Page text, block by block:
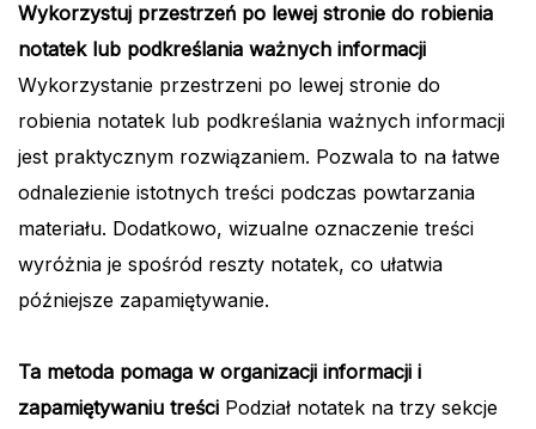
Wykorzystuj przestrzeń po lewej stronie do robienia
notatek lub podkreślania ważnych informacji
Wykorzystanie przestrzeni po lewej stronie do
robienia notatek lub podkreślania ważnych informacji
jest praktycznym rozwiązaniem. Pozwala to na łatwe
odnalezienie istotnych treści podczas powtarzania
materiału. Dodatkowo, wizualne oznaczenie treści
wyróżnia je spośród reszty notatek, co ułatwia
późniejsze zapamiętywanie.
Ta metoda pomaga w organizacji informacji i
zapamiętywaniu treści Podział notatek na trzy sekcje